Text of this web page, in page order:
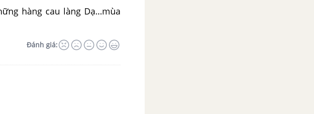
hàng cau làng Dạ…mùa
Đánh giá: